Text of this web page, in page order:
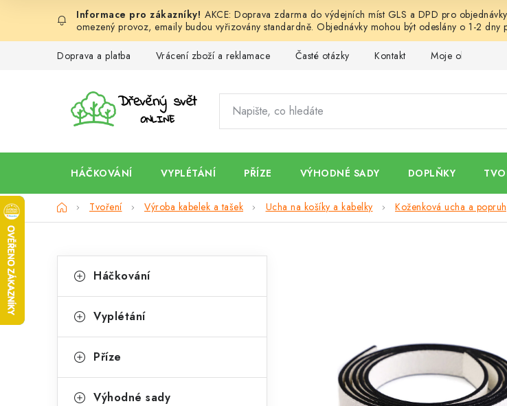
obsah
AKCE: Doprava zdarma do výdejních míst GLS a DPD pro
omezený provoz, emaily budou vyřizovány standardně. Objednávky mohou být odeslány o 1-2
Doprava a platba Vrácení zboží a reklamace Časté otázky Kontakt Moje objednávka
HÁČKOVÁNÍ VYPLÉTÁNÍ PŘÍZE VÝHODNÉ SADY DOPLŇKY
DomůTvoření Výroba kabelek a tašek Ucha na košíky a kabelky Koženková ucha a
o
t
r
kategorie
a
e
o
Háčkování
Vyplétání
Příze
Výhodné sady